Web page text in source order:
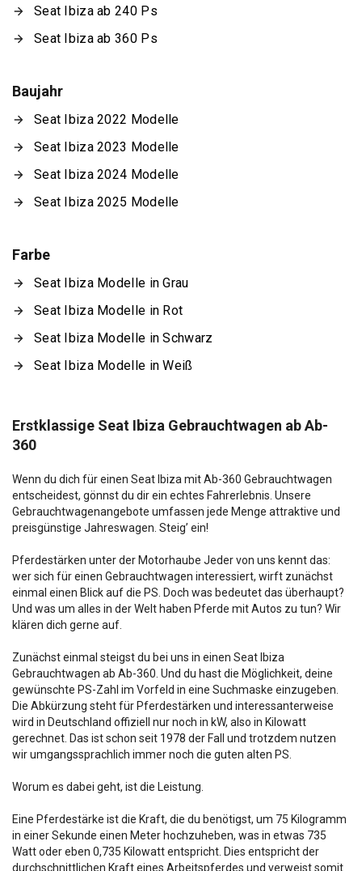
Seat Ibiza ab 240 Ps
Seat Ibiza ab 360 Ps
Baujahr
Seat Ibiza 2022 Modelle
Seat Ibiza 2023 Modelle
Seat Ibiza 2024 Modelle
Seat Ibiza 2025 Modelle
Farbe
Seat Ibiza Modelle in Grau
Seat Ibiza Modelle in Rot
Seat Ibiza Modelle in Schwarz
Seat Ibiza Modelle in Weiß
Erstklassige Seat Ibiza Gebrauchtwagen ab Ab-
360
Wenn du dich für einen Seat Ibiza mit Ab-360 Gebrauchtwagen
entscheidest, gönnst du dir ein echtes Fahrerlebnis. Unsere
Gebrauchtwagenangebote umfassen jede Menge attraktive und
preisgünstige Jahreswagen. Steig’ ein!
Pferdestärken unter der Motorhaube Jeder von uns kennt das:
wer sich für einen Gebrauchtwagen interessiert, wirft zunächst
einmal einen Blick auf die PS. Doch was bedeutet das überhaupt?
Und was um alles in der Welt haben Pferde mit Autos zu tun? Wir
klären dich gerne auf.
Zunächst einmal steigst du bei uns in einen Seat Ibiza
Gebrauchtwagen ab Ab-360. Und du hast die Möglichkeit, deine
gewünschte PS-Zahl im Vorfeld in eine Suchmaske einzugeben.
Die Abkürzung steht für Pferdestärken und interessanterweise
wird in Deutschland offiziell nur noch in kW, also in Kilowatt
gerechnet. Das ist schon seit 1978 der Fall und trotzdem nutzen
wir umgangssprachlich immer noch die guten alten PS.
Worum es dabei geht, ist die Leistung.
Eine Pferdestärke ist die Kraft, die du benötigst, um 75 Kilogramm
in einer Sekunde einen Meter hochzuheben, was in etwas 735
Watt oder eben 0,735 Kilowatt entspricht. Dies entspricht der
durchschnittlichen Kraft eines Arbeitspferdes und verweist somit